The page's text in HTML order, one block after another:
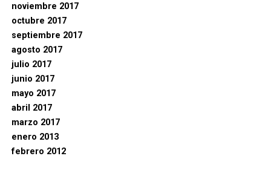
noviembre 2017
octubre 2017
septiembre 2017
agosto 2017
julio 2017
junio 2017
mayo 2017
abril 2017
marzo 2017
enero 2013
febrero 2012